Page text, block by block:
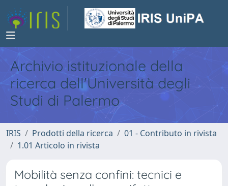
Archivio istituzionale della
ricerca dell'Università degli
Studi di Palermo
IRIS Prodotti della ricerca
01 - Contributo in rivista
1.01 Articolo in rivista
Mobilità senza confini: tecnici e